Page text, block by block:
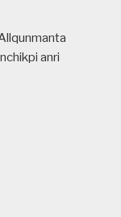
anri